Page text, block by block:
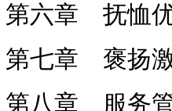
第六章 抚恤
第七章 褒扬
第八章 服务